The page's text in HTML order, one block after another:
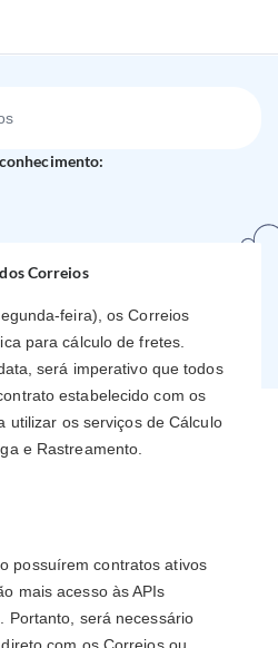
Correios
feira), os Correios
para cálculo de fretes.
será imperativo que todos
estabelecido com os
utilizar os serviços de Cálculo
e Rastreamento.
possuírem contratos ativos
mais acesso às APIs
Portanto, será necessário